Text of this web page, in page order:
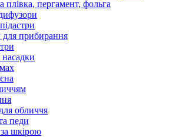
плівка, пергамент, фольга
прибирання
насадки
обличчя
педи
шкірою